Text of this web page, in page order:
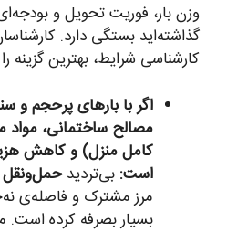
وزن بار، فوریت تحویل و
گذاشته‌اید بستگی دارد.
کارشناسی شرایط، بهترین گزینه
اگر با بارهای پرحجم و
مصالح ساختمانی، مواد
کامل منزل) و کاهش
است: بی‌تردیدحمل‌ونقل
مرز مشترک و فاصله‌ی
بسیار بصرفه کرده است.